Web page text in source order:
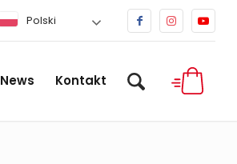
Polski
News Kontakt